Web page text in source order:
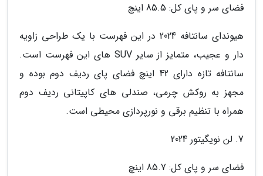
فضای سر و پای کل: 85.5 اینچ
هیوندای سانتافه 2024 در این فهرست با یک طراحی زاویه
دار و عجیب، متمایز از سایر SUV های این فهرست است.
سانتافه تازه دارای 42 اینچ فضای پای ردیف دوم بوده و
مجهز به روکش چرمی، صندلی های کاپیتانی ردیف دوم
همراه با تنظیم برقی و نورپردازی محیطی است.
7. لن نویگیتور 2024
فضای سر و پای کل: 85.7 اینچ